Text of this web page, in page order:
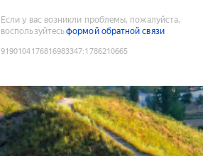
Если у вас возникли проблемы, пожалуйста,
воспользуйтесьформой обратной связи
9190104176816983347:1786210665